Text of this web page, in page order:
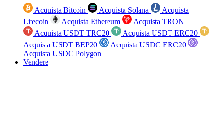
Acquista Bitcoin Acquista Solana
Acquista
Litecoin
Acquista Ethereum
Acquista TRON
Acquista USDT TRC20
Acquista USDT ERC20
Acquista USDT BEP20
Acquista USDC ERC20
Acquista USDC Polygon
Vendere